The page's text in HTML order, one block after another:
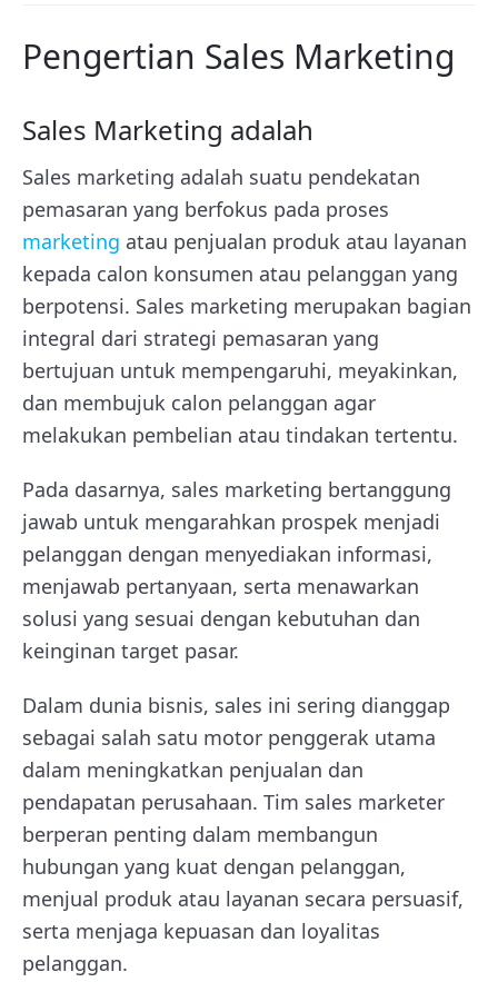
Pengertian Sales Marketing
Sales Marketing adalah
Sales marketing adalah suatu pendekatan
pemasaran yang berfokus pada proses
marketing atau penjualan produk atau layanan
kepada calon konsumen atau pelanggan yang
berpotensi. Sales marketing merupakan bagian
integral dari strategi pemasaran yang
bertujuan untuk mempengaruhi, meyakinkan,
dan membujuk calon pelanggan agar
melakukan pembelian atau tindakan tertentu.
Pada dasarnya, sales marketing bertanggung
jawab untuk mengarahkan prospek menjadi
pelanggan dengan menyediakan informasi,
menjawab pertanyaan, serta menawarkan
solusi yang sesuai dengan kebutuhan dan
keinginan target pasar.
Dalam dunia bisnis, sales ini sering dianggap
sebagai salah satu motor penggerak utama
dalam meningkatkan penjualan dan
pendapatan perusahaan. Tim sales marketer
berperan penting dalam membangun
hubungan yang kuat dengan pelanggan,
menjual produk atau layanan secara persuasif,
serta menjaga kepuasan dan loyalitas
pelanggan.